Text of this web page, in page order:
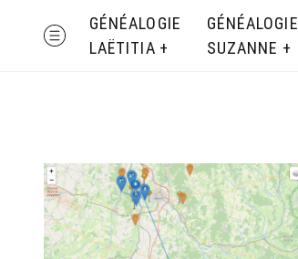
MENU
GÉNÉALOGIE
LAËTITIA
GÉNÉALOGIE
SUZANNE